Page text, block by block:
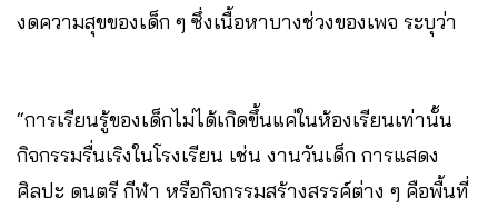
งดความสุขของเด็ก ๆ ซึ่งเนื้อหาบางช่วงของเพจ ระบุว่า
“การเรียนรู้ของเด็กไม่ได้เกิดขึ้นแค่ในห้องเรียนเท่านั้น
กิจกรรมรื่นเริงในโรงเรียน เช่น งานวันเด็ก การแสดง
ศิลปะ ดนตรี กีฬา หรือกิจกรรมสร้างสรรค์ต่าง ๆ คือพื้นที่